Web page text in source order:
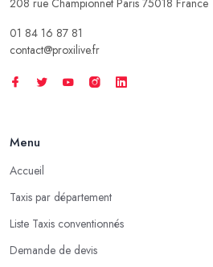
01 84 16 87 81
contact@proxilive.fr
Menu
Accueil
Taxis par département
Liste Taxis conventionnés
Demande de devis